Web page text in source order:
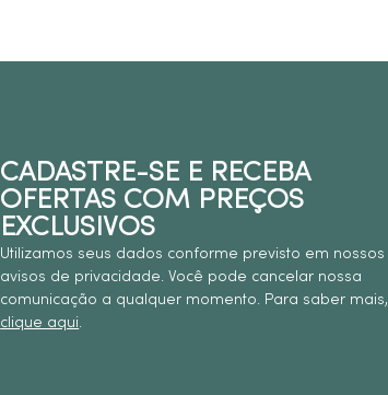
CADASTRE-SE E RECEBA
OFERTAS COM PREÇOS
EXCLUSIVOS
Utilizamos seus dados conforme previsto em nossos
avisos de privacidade. Você pode cancelar nossa
comunicação a qualquer momento. Para saber mais,
clique aqui.